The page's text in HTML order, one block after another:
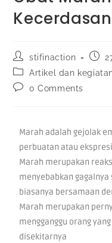
Kecerdasan
stifinaction
Artikel dan
0 Comments
Marah adalah gejolak
perbuatan atau
Marah merupakan
menyebabkan
biasanya bersamaan
Marah merupakan
mengganggu orang
disekitarnya